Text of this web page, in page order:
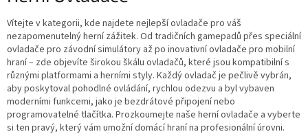
Vítejte v kategorii, kde najdete nejlepší ovladače pro váš
nezapomenutelný herní zážitek. Od tradičních gamepadů přes speciální
ovladače pro závodní simulátory až po inovativní ovladače pro mobilní
hraní – zde objevíte širokou škálu ovladačů, které jsou kompatibilní s
různými platformami a herními styly. Každý ovladač je pečlivě vybrán,
aby poskytoval pohodlné ovládání, rychlou odezvu a byl vybaven
moderními funkcemi, jako je bezdrátové připojení nebo
programovatelné tlačítka. Prozkoumejte naše herní ovladače a vyberte
si ten pravý, který vám umožní domácí hraní na profesionální úrovni.